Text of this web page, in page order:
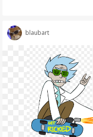
blaubart